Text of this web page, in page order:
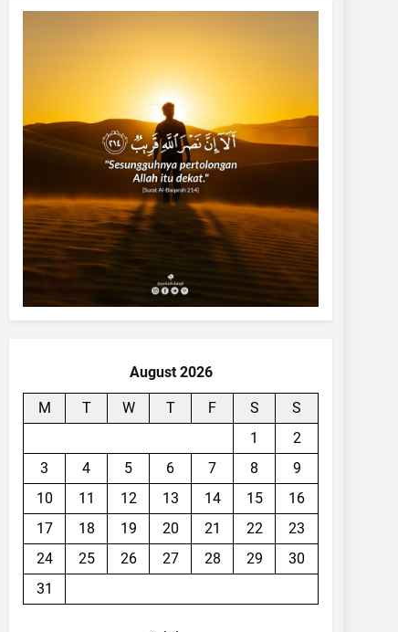
August 2026
M T W T F S
S
1
2
3
4 5 6 7 8
9
10
11 12 13 14 15
16
17
18 19 20 21 22
23
24
25 26 27 28 29
30
31